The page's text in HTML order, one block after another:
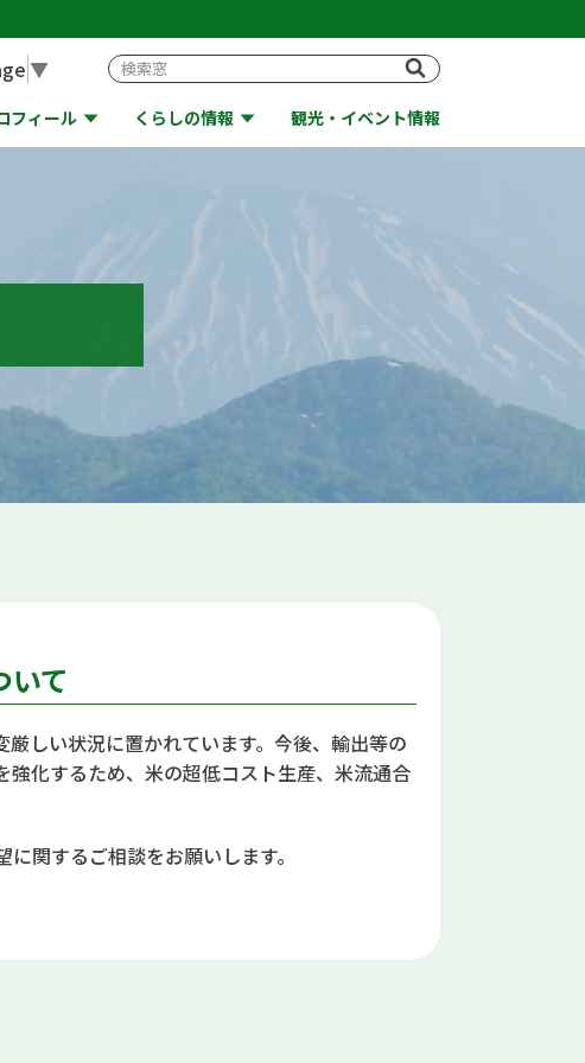
フィール くらしの情報 観光・イベント情報
▼
いて
しい状況に置かれています。今後、輸出等の
化するため、米の超低コスト生産、米流通合
関するご相談をお願いします。